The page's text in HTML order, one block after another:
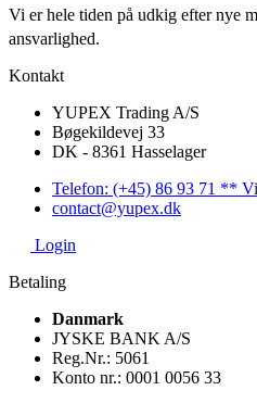
Vi er hele tiden på udkig efter nye
ansvarlighed.
Kontakt
YUPEX Trading A/S
Bøgekildevej 33
DK - 8361 Hasselager
Telefon: (+45) 86 93 71 **
contact@yupex.dk
Login
Betaling
Danmark
JYSKE BANK A/S
Reg.Nr.: 5061
Konto nr.: 0001 0056 33